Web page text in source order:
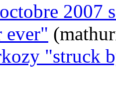
2007
ever"
"struck